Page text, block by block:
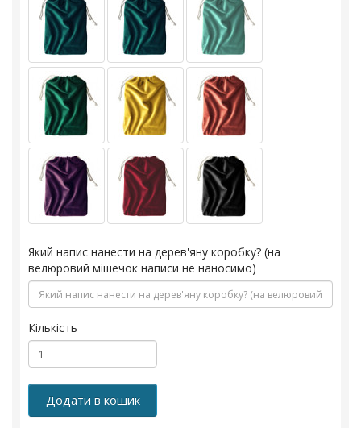
Який напис нанести на дерев'яну коробку? (на
велюровий мішечок написи не наносимо)
Кількість
Додати в кошик